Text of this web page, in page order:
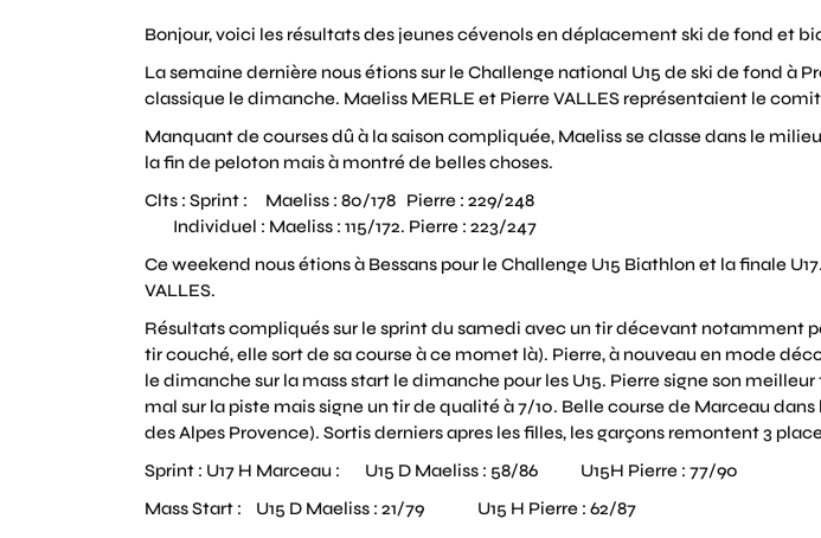
Bonjour, voici les résultats des jeunes cévenols en déplacement ski de fond et
La semaine dernière nous étions sur le Challenge national U15 de ski de fond
classique le dimanche. Maeliss MERLE et Pierre VALLES représentaient le
Manquant de courses dû à la saison compliquée, Maeliss se classe dans le
la fin de peloton mais à montré de belles choses.
Clts : Sprint : Maeliss : 80/178 Pierre : 229/248
Individuel : Maeliss : 115/172. Pierre : 223/247
Ce weekend nous étions à Bessans pour le Challenge U15 Biathlon et la finale
VALLES.
Résultats compliqués sur le sprint du samedi avec un tir décevant notamment
tir couché, elle sort de sa course à ce momet là). Pierre, à nouveau en mode
le dimanche sur la mass start le dimanche pour les U15. Pierre signe son
mal sur la piste mais signe un tir de qualité à 7/10. Belle course de Marceau
des Alpes Provence). Sortis derniers apres les filles, les garçons remontent 3
Sprint : U17 H Marceau : U15 D Maeliss : 58/86 U15H Pierre : 77/90
Mass Start : U15 D Maeliss : 21/79 U15 H Pierre : 62/87